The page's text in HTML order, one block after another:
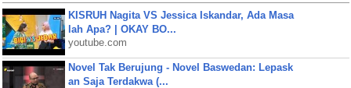
KISRUH Nagita VS Jessica Iskandar, Ada Masa
lah Apa? | OKAY BO...
youtube.com
Novel Tak Berujung - Novel Baswedan: Lepask
an Saja Terdakwa (...